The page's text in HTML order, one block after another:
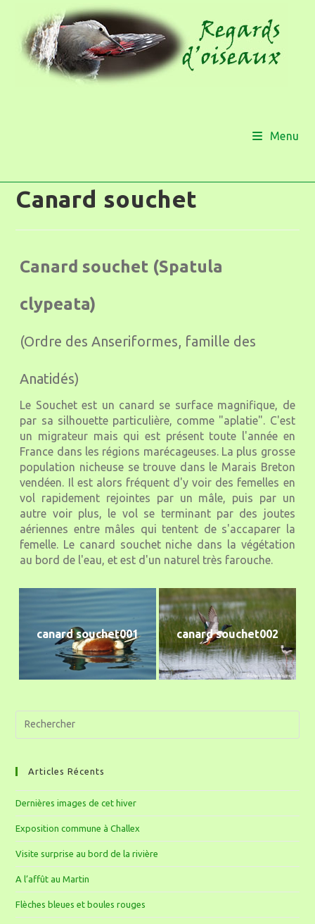
Menu
Canard souchet
Canard souchet (Spatula
clypeata)
(Ordre des Anseriformes, famille des
Anatidés)
Le Souchet est un canard se surface magnifique, de
par sa silhouette particulière, comme "aplatie". C'est
un migrateur mais qui est présent toute l'année en
France dans les régions marécageuses. La plus grosse
population nicheuse se trouve dans le Marais Breton
vendéen. Il est alors fréquent d'y voir des femelles en
vol rapidement rejointes par un mâle, puis par un
autre voir plus, le vol se terminant par des joutes
aériennes entre mâles qui tentent de s'accaparer la
femelle. Le canard souchet niche dans la végétation
au bord de l'eau, et est d'un naturel très farouche.
canard souchet001 canard souchet002
Articles Récents
Dernières images de cet hiver
Exposition commune à Challex
Visite surprise au bord de la rivière
A l’affût au Martin
Flèches bleues et boules rouges